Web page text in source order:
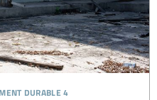
durable 4